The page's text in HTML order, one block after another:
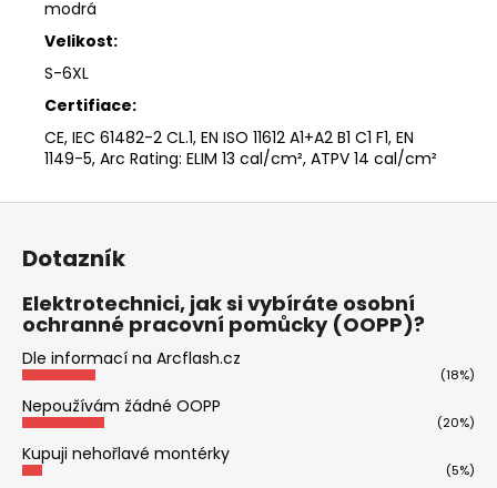
modrá
Velikost:
S-6XL
Certifiace:
CE, IEC 61482-2 CL.1, EN ISO 11612 A1+A2 B1 C1 F1, EN
1149-5, Arc Rating: ELIM 13 cal/cm², ATPV 14 cal/cm²
Z
Dotazník
Elektrotechnici, jak si vybíráte osobní
ochranné pracovní pomůcky (OOPP)?
Dle informací na Arcflash.cz
(18%)
Nepoužívám žádné OOPP
(20%)
Kupuji nehořlavé montérky
(5%)